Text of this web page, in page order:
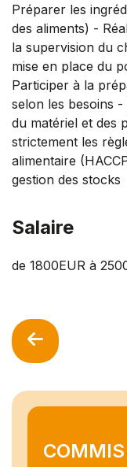
Préparer les
des aliments) -
la supervision du
mise en place du
Participer à la
selon les besoins
du matériel et des
strictement les
alimentaire
gestion des stocks
Salaire
de 1800EUR à